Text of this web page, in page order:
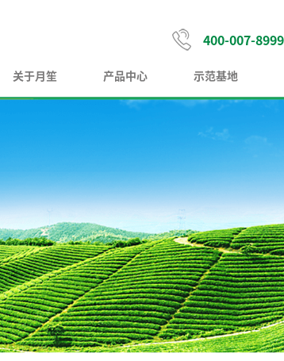
400-007-8999
关于月笙 产品中心 示范基地